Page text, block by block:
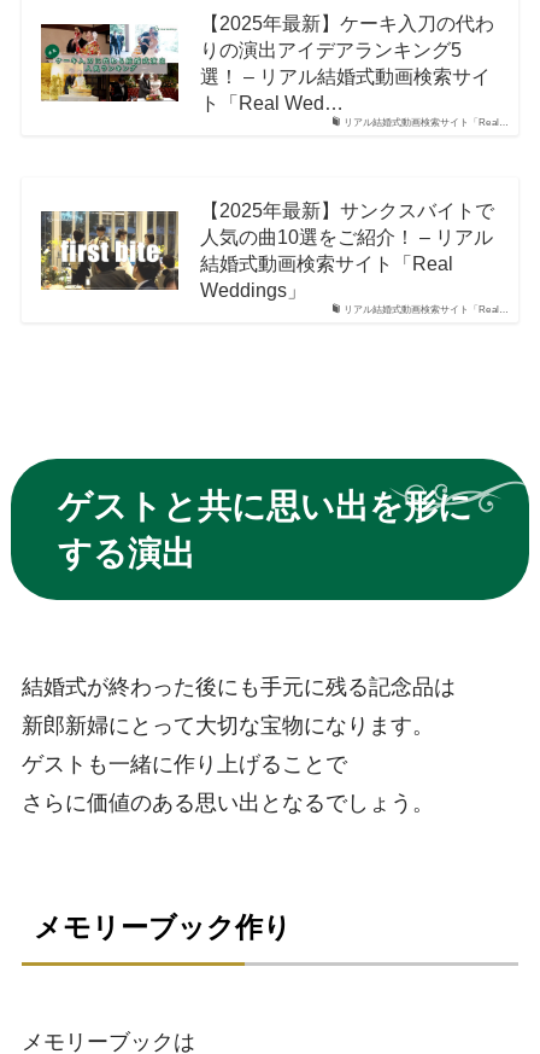
リアル結婚式動画検索サイト「Real…
【2025年最新】ケーキ入刀の代わ
りの演出アイデアランキング5
選！ – リアル結婚式動画検索サイ
ト「Real Wed…
リアル結婚式動画検索サイト「Real…
【2025年最新】サンクスバイトで
人気の曲10選をご紹介！ – リアル
結婚式動画検索サイト「Real
Weddings」
ゲストと共に思い出を形に
する演出
結婚式が終わった後にも手元に残る記念品は
新郎新婦にとって大切な宝物になります。
ゲストも一緒に作り上げることで
さらに価値のある思い出となるでしょう。
メモリーブック作り
メモリーブックは